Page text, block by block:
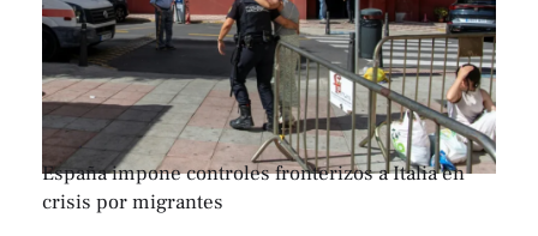
España impone controles fronterizos a Italia en
crisis por migrantes